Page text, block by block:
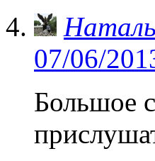
07/06/
Большое